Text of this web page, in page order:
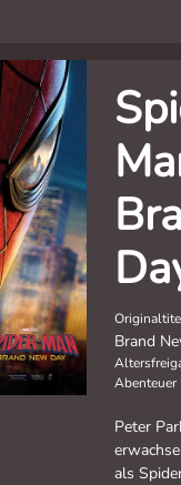
Brand
Abenteuer
Peter
als